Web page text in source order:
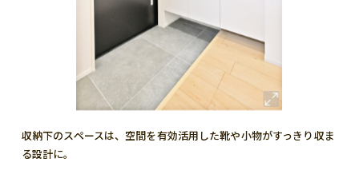
収納下のスペースは、空間を有効活用した靴や小物がすっきり収ま
る設計に。